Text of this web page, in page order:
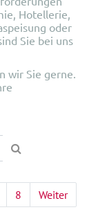
Hotellerie,
oder
Sie bei uns
wir Sie gerne.
8
Weiter